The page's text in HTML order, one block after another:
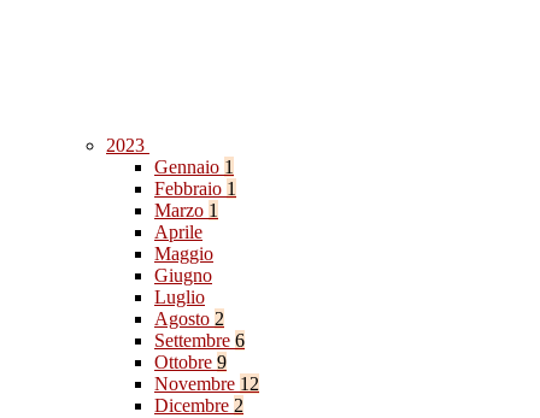
2023
Gennaio 1
Febbraio 1
Marzo 1
Aprile
Maggio
Giugno
Luglio
Agosto 2
Settembre 6
Ottobre 9
Novembre 12
Dicembre 2